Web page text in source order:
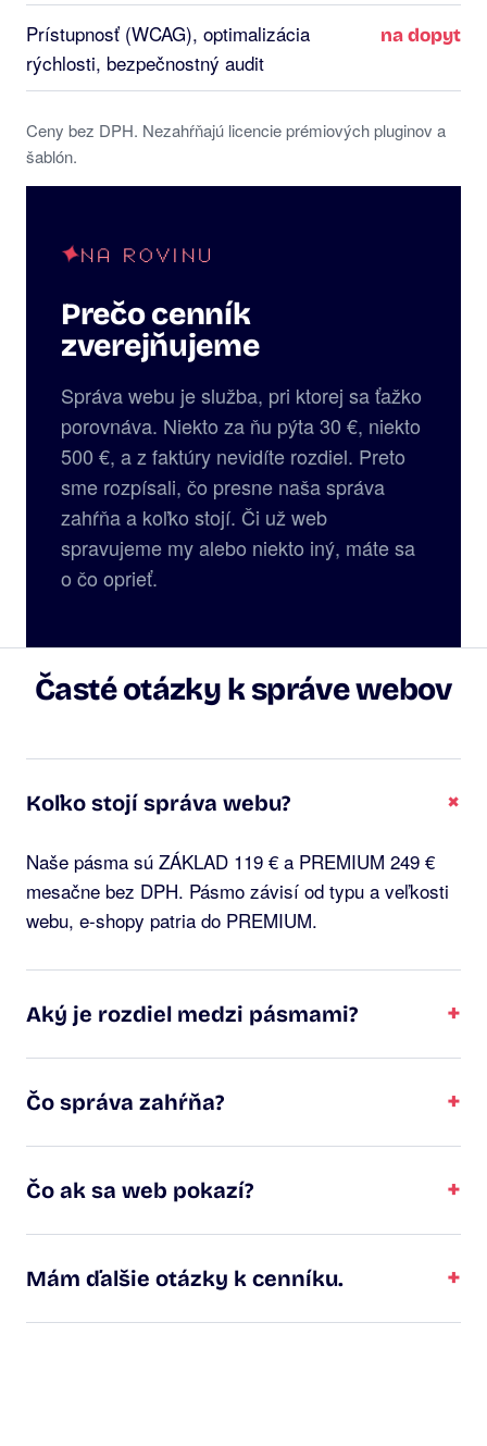
Prístupnosť (WCAG), optimalizácia
rýchlosti, bezpečnostný audit
na dopyt
Ceny bez DPH. Nezahŕňajú licencie prémiových pluginov a
šablón.
NA ROVINU
Prečo cenník
zverejňujeme
Správa webu je služba, pri ktorej sa ťažko
porovnáva. Niekto za ňu pýta 30 €, niekto
500 €, a z faktúry nevidíte rozdiel. Preto
sme rozpísali, čo presne naša správa
zahŕňa a koľko stojí. Či už web
spravujeme my alebo niekto iný, máte sa
o čo oprieť.
Časté otázky k správe webov
Koľko stojí správa webu? +
Naše pásma sú ZÁKLAD 119 € a PREMIUM 249 €
mesačne bez DPH. Pásmo závisí od typu a veľkosti
webu, e-shopy patria do PREMIUM.
Aký je rozdiel medzi pásmami? +
Čo správa zahŕňa? +
Čo ak sa web pokazí? +
Mám ďalšie otázky k cenníku. +